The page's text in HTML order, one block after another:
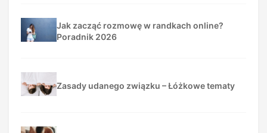
Jak zacząć rozmowę w randkach online?
Poradnik 2026
Zasady udanego związku – Łóżkowe tematy